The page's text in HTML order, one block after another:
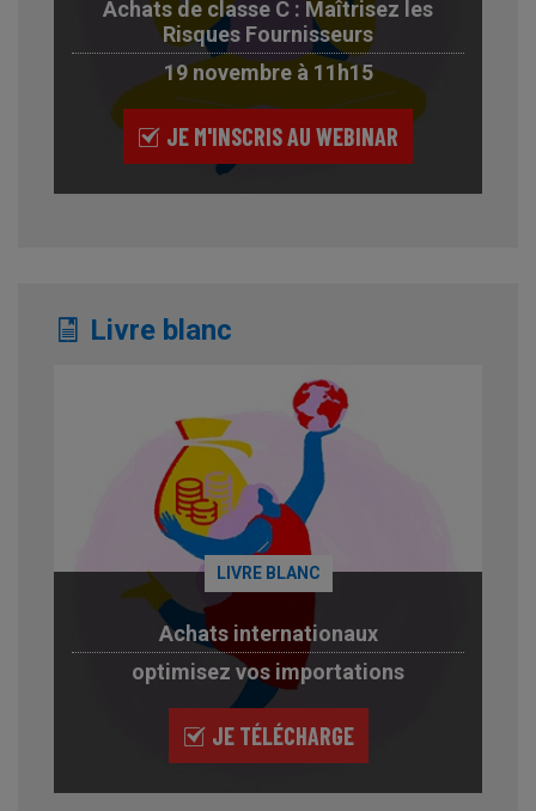
Achats de classe C : Maîtrisez les
Risques Fournisseurs
19 novembre à 11h15
JE M'INSCRIS AU WEBINAR
Livre blanc
LIVRE BLANC
Achats internationaux
optimisez vos importations
JE TÉLÉCHARGE